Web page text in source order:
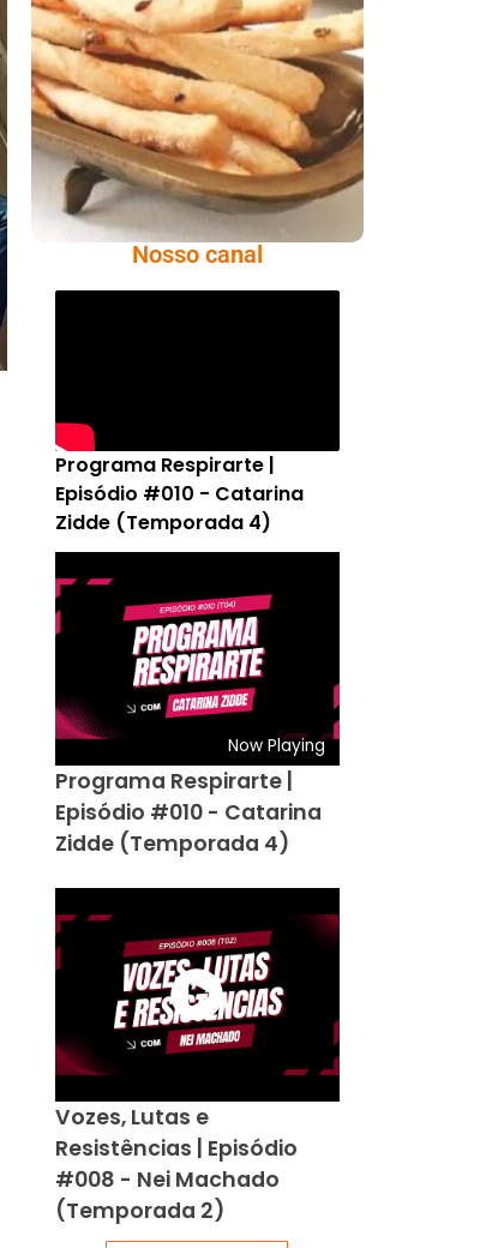
Comer Bem:
Palitinhos De Cebola
E Salsa
Nosso canal
Programa Respirarte |
Episódio #010 - Catarina
Zidde (Temporada 4)
Now Playing
Programa Respirarte |
Episódio #010 - Catarina
Zidde (Temporada 4)
Vozes, Lutas e
Resistências | Episódio
#008 - Nei Machado
(Temporada 2)